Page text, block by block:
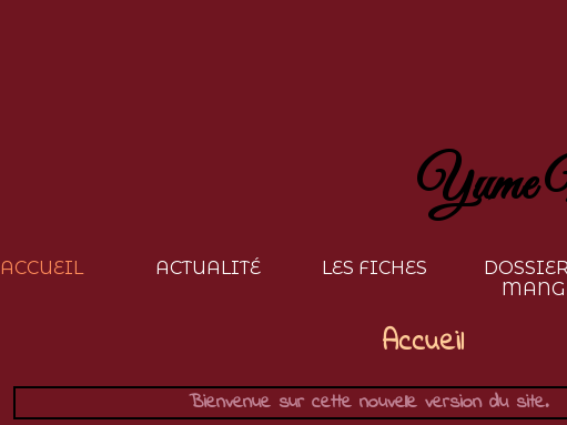
Yume
ACCUEIL ACTUALITÉ LES FICHES
Accueil
Bienvenue sur cette nouvelle version du site.